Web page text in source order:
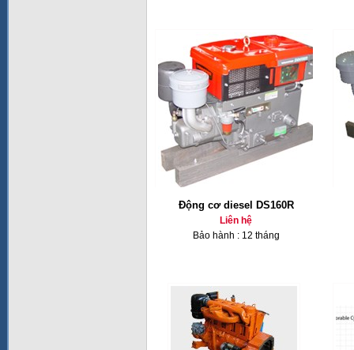
Động cơ diesel DS160R
Liên hệ
Bảo hành : 12 tháng